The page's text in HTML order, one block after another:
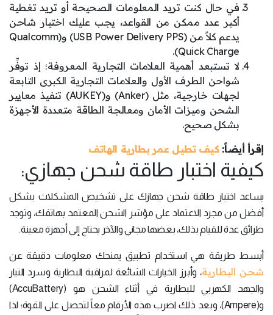
في حال كنت تريد المعلومات الصحيحة أو تريد تغطية
أكبر عدد ممكن من القواعد، يجب عليك اختيار شاحن
يدعم كلاً من (USB Power Delivery PPS) و(Qualcomm
Quick Charge).
لا تستبعد أهمية العلامات التجارية المعروفة؛ إذ توفِّر
شواحن الطرف الأول والعلامات التجارية الكبرى التابعة
لجهات خارجية، مثل (Anker) و(AUKEY) تنفيذ معايير
الشحن وميزات الأمان ومعالجة الطاقة متعددة الأجهزة
بشكل صحيح.
إقرأ أيضاً:كيف تطيل عمر بطارية الهاتف
كيفية اختبار طاقة شحن جهازي:
يساعد اختبار طاقة شحن جهازك على تشخيص المشكلات بشكل
أفضل من مجرد الاعتماد على مؤشر الشحن المعتمد بهاتفك، وتوجد
طرائق عدة للقيام بذلك، بعضها مجاني والآخر يحتاج إلى أجهزة معينة.
أبسط طريقة هي استخدام تطبيق يمنحك معلومات دقيقة عن
شحن البطارية، وأبرز الخيارات الشائعة لمراقبة البطارية وسرد التيار
والجهد الكهربي للبطارية في أثناء الشحن هو (AccuBattery)
و(Ampere)، وبعد ذلك اضرب هذه الأرقام معاً لتحصل على القوة؛ لذا